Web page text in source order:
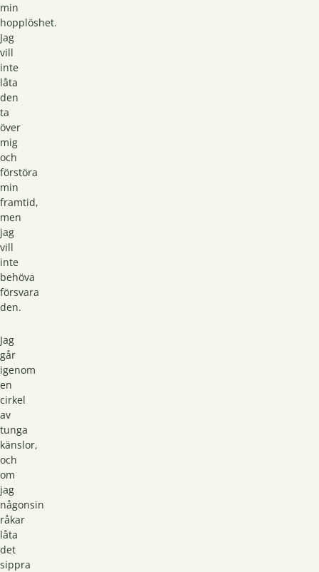
min
hopplöshet.
Jag
vill
inte
låta
den
ta
över
mig
och
förstöra
min
framtid,
men
jag
vill
inte
behöva
försvara
den.
Jag
går
igenom
en
cirkel
av
tunga
känslor,
och
om
jag
någonsin
råkar
låta
det
sippra